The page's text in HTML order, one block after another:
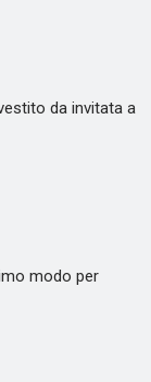
da invitata a
modo per